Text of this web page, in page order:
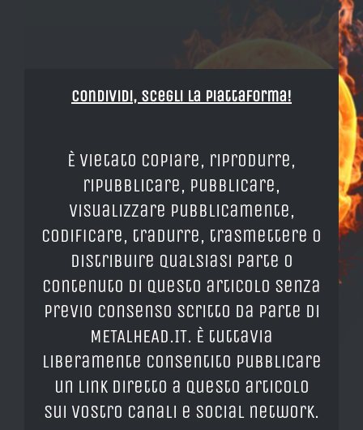
Condividi, Scegli la piattaforma!
È vietato copiare, riprodurre,
ripubblicare, pubblicare,
visualizzare pubblicamente,
codificare, tradurre, trasmettere o
distribuire qualsiasi parte o
contenuto di questo articolo senza
previo consenso scritto da parte di
METALHEAD.IT. È tuttavia
liberamente consentito pubblicare
un link diretto a questo articolo
sui vostro canali e social network.